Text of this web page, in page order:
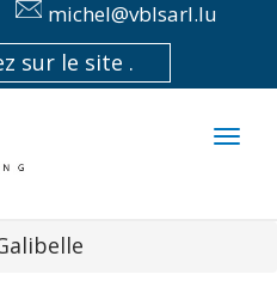
michel@vblsarl.lu